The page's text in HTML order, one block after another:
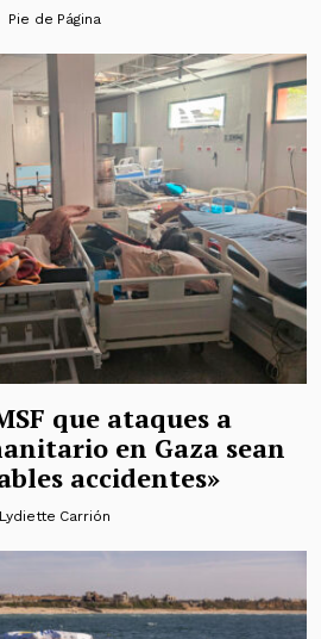
Pie de Página
que ataques a
en Gaza sean
accidentes»
Lydiette Carrión